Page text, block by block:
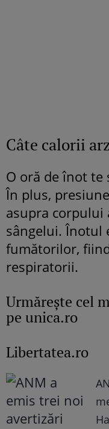
Câte calorii
O oră de înot te
În plus,
asupra corpului
sângelui. Înotul
fumătorilor,
respiratorii.
Urmăreşte cel
pe unica.ro
Libertatea.ro